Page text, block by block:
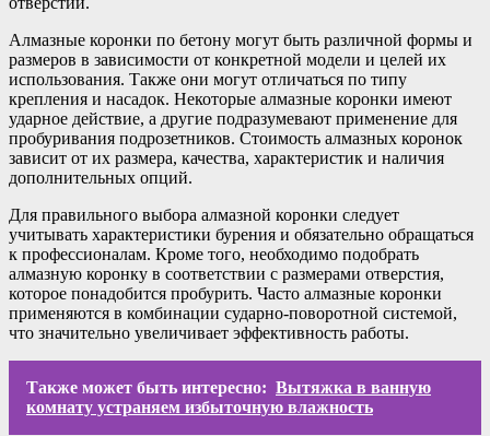
Алмазные коронки по бетону могут быть различной формы и
размеров в зависимости от конкретной модели и целей их
использования. Также они могут отличаться по типу
крепления и насадок. Некоторые алмазные коронки имеют
ударное действие, а другие подразумевают применение для
пробуривания подрозетников. Стоимость алмазных коронок
зависит от их размера, качества, характеристик и наличия
дополнительных опций.
Для правильного выбора алмазной коронки следует
учитывать характеристики бурения и обязательно обращаться
к профессионалам. Кроме того, необходимо подобрать
алмазную коронку в соответствии с размерами отверстия,
которое понадобится пробурить. Часто алмазные коронки
применяются в комбинации сударно-поворотной системой,
что значительно увеличивает эффективность работы.
Также может быть интересно: Вытяжка в ванную
комнату устраняем избыточную влажность